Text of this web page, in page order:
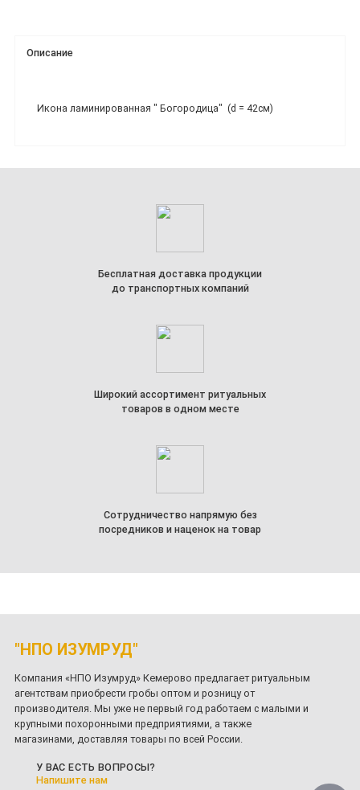
Описание
Икона ламинированная " Богородица" (d = 42см)
Бесплатная доставка продукции
до транспортных компаний
Широкий ассортимент ритуальных
товаров в одном месте
Сотрудничество напрямую без
посредников и наценок на товар
"НПО ИЗУМРУД"
Компания «НПО Изумруд» Кемерово предлагает ритуальным
агентствам приобрести гробы оптом и розницу от
производителя. Мы уже не первый год работаем с малыми и
крупными похоронными предприятиями, а также
магазинами, доставляя товары по всей России.
У ВАС ЕСТЬ ВОПРОСЫ?
Напишите нам